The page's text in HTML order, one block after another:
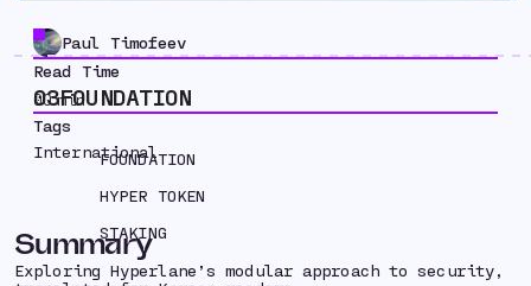
03FOUNDATION
FOUNDATION
HYPER TOKEN
STAKING
Paul Timofeev
Read Time
00 min
Tags
International
Summary
Exploring Hyperlane’s modular approach to security,